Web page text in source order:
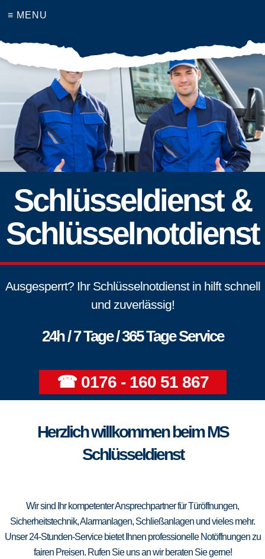
≡ MENU
Schlüsseldienst &
Schlüsselnotdienst
Ausgesperrt? Ihr Schlüsselnotdienst in hilft schnell
und zuverlässig!
24h / 7 Tage / 365 Tage Service
☎ 0176 - 160 51 867
Herzlich willkommen beim MS
Schlüsseldienst
Wir sind Ihr kompetenter Ansprechpartner für Türöffnungen,
Sicherheitstechnik, Alarmanlagen, Schließanlagen und vieles mehr.
Unser 24-Stunden-Service bietet Ihnen professionelle Notöffnungen zu
fairen Preisen. Rufen Sie uns an wir beraten Sie gerne!